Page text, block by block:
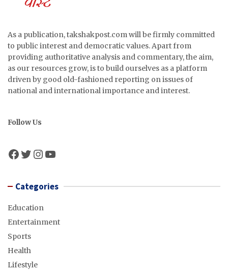
As a publication, takshakpost.com will be firmly committed
to public interest and democratic values. Apart from
providing authoritative analysis and commentary, the aim,
as our resources grow, is to build ourselves as a platform
driven by good old-fashioned reporting on issues of
national and international importance and interest.
Follow Us
Facebook
Twitter
Instagram
YouTube
Categories
Education
Entertainment
Sports
Health
Lifestyle